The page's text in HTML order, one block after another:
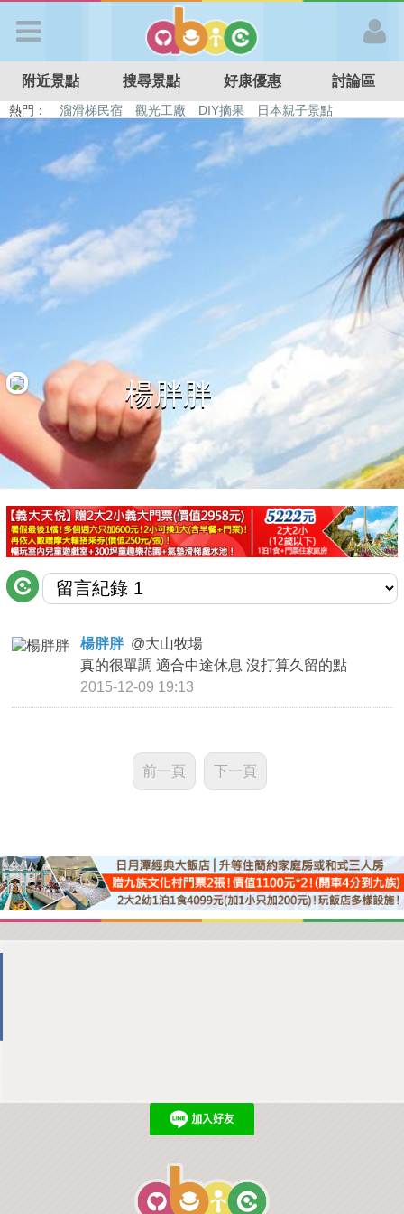
APP登入
首 頁
搜尋景點
好康優惠
最新留言
商家合作
推薦景點
討論區
聯絡我們
APP下載
附近景點 搜尋景點 好康優惠 討論區
熱門： 溜滑梯民宿 觀光工廠 DIY摘果
日本親子景點
特色遊戲場
親子住房優惠 台北親子餐廳 溫泉泡湯SPA
楊胖胖
楊胖胖 @大山牧場
真的很單調 適合中途休息 沒打算久留的點
2015-12-09 19:13
前一頁 下一頁